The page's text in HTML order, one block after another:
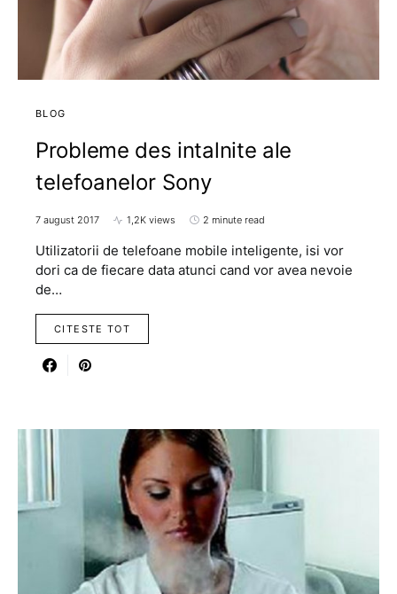
BLOG
Probleme des intalnite ale
telefoanelor Sony
7 august 2017 1,2K views 2 minute read
Utilizatorii de telefoane mobile inteligente, isi vor
dori ca de fiecare data atunci cand vor avea nevoie
de…
CITESTE TOT